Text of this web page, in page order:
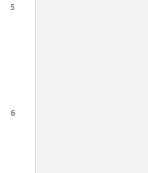
5
6